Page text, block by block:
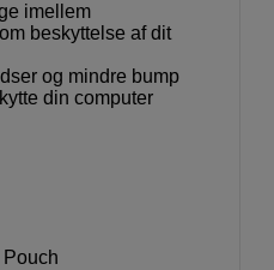
imellem
beskyttelse af dit
og mindre bump
din computer
Pouch